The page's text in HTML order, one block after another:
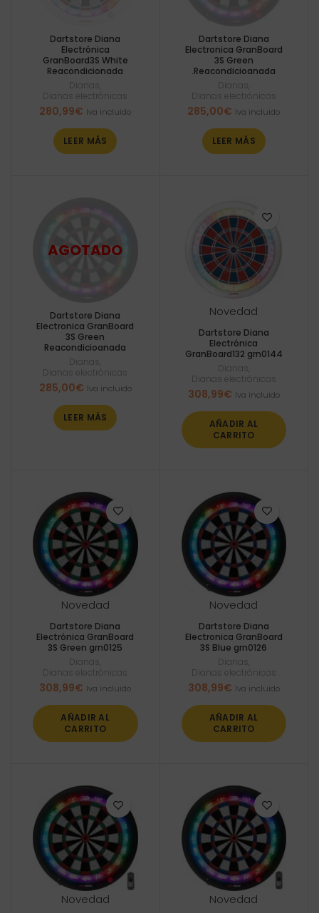
Dartstore Diana
Electrónica
GranBoard3S White
Reacondicionada
Dianas
Dianas electrónicas
280,99€ Iva incluido
LEER MÁS
Dartstore Diana
Electronica GranBoard
3S Green
.Reacondicioanada
Dianas
Dianas electrónicas
285,00€ Iva incluido
LEER MÁS
Dartstore Diana
Electronica GranBoard
3S Green
Reacondicioanada
Dianas
Dianas electrónicas
285,00€ Iva incluido
LEER MÁS
Novedad
Dartstore Diana
Electrónica
GranBoard132 grn0144
Dianas
Dianas electrónicas
308,99€ Iva incluido
AÑADIR AL
CARRITO
Novedad
Dartstore Diana
Electrónica GranBoard
3S Green grn0125
Dianas
Dianas electrónicas
308,99€ Iva incluido
AÑADIR AL
CARRITO
Novedad
Dartstore Diana
Electronica GranBoard
3S Blue grn0126
Dianas
Dianas electrónicas
308,99€ Iva incluido
AÑADIR AL
CARRITO
Novedad Novedad